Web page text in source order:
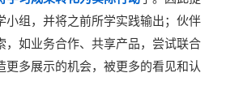
小组，并将之前所学实践输出；伙伴
，如业务合作、共享产品，尝试联合
更多展示的机会，被更多的看见和认